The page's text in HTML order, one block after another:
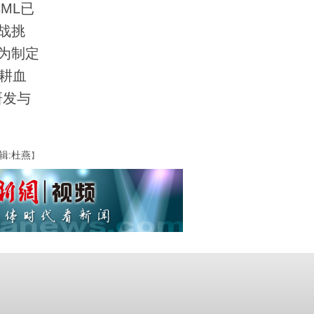
已
挑
制定
血
与
:杜燕 】